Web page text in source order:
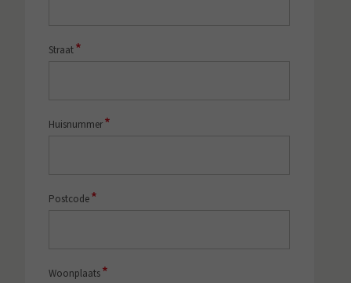
Straat*
Huisnummer*
Postcode*
Woonplaats*